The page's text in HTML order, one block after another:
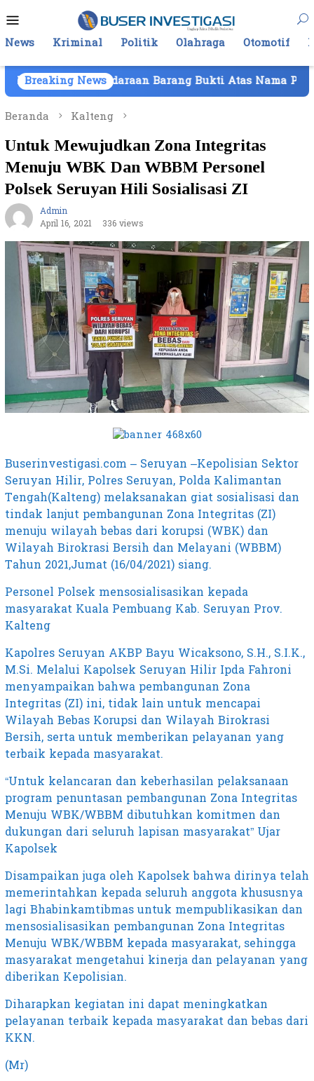
ke
kontenMobile
News Kriminal Politik Olahraga Otomotif
Breaking News
Barang Bukti Atas Nama PT Mitra Usaha
Beranda
Kalteng
Untuk Mewujudkan Zona Integritas
Menuju WBK Dan WBBM Personel
Polsek Seruyan Hili Sosialisasi ZI
Admin
April 16, 2021
336 views
Buserinvestigasi.com – Seruyan –Kepolisian Sektor
Seruyan Hilir, Polres Seruyan, Polda Kalimantan
Tengah(Kalteng) melaksanakan giat sosialisasi dan
tindak lanjut pembangunan Zona Integritas (ZI)
menuju wilayah bebas dari korupsi (WBK) dan
Wilayah Birokrasi Bersih dan Melayani (WBBM)
Tahun 2021,Jumat (16/04/2021) siang.
Personel Polsek mensosialisasikan kepada
masyarakat Kuala Pembuang Kab. Seruyan Prov.
Kalteng
Kapolres Seruyan AKBP Bayu Wicaksono, S.H., S.I.K.,
M.Si. Melalui Kapolsek Seruyan Hilir Ipda Fahroni
menyampaikan bahwa pembangunan Zona
Integritas (ZI) ini, tidak lain untuk mencapai
Wilayah Bebas Korupsi dan Wilayah Birokrasi
Bersih, serta untuk memberikan pelayanan yang
terbaik kepada masyarakat.
“Untuk kelancaran dan keberhasilan pelaksanaan
program penuntasan pembangunan Zona Integritas
Menuju WBK/WBBM dibutuhkan komitmen dan
dukungan dari seluruh lapisan masyarakat” Ujar
Kapolsek
Disampaikan juga oleh Kapolsek bahwa dirinya telah
memerintahkan kepada seluruh anggota khususnya
lagi Bhabinkamtibmas untuk mempublikasikan dan
mensosialisasikan pembangunan Zona Integritas
Menuju WBK/WBBM kepada masyarakat, sehingga
masyarakat mengetahui kinerja dan pelayanan yang
diberikan Kepolisian.
Diharapkan kegiatan ini dapat meningkatkan
pelayanan terbaik kepada masyarakat dan bebas dari
KKN.
(Mr)